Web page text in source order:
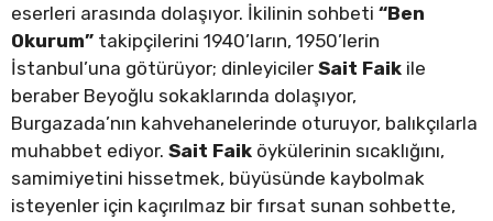
eserleri arasında dolaşıyor. İkilinin sohbeti “Ben
Okurum” takipçilerini 1940’ların, 1950’lerin
İstanbul’una götürüyor; dinleyiciler Sait Faik ile
beraber Beyoğlu sokaklarında dolaşıyor,
Burgazada’nın kahvehanelerinde oturuyor, balıkçılarla
muhabbet ediyor. Sait Faik öykülerinin sıcaklığını,
samimiyetini hissetmek, büyüsünde kaybolmak
isteyenler için kaçırılmaz bir fırsat sunan sohbette,